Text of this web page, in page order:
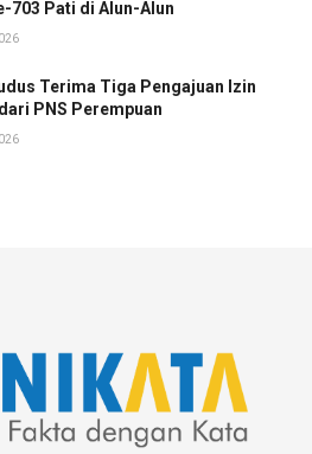
703 Pati di Alun-Alun
Terima Tiga Pengajuan Izin
PNS Perempuan